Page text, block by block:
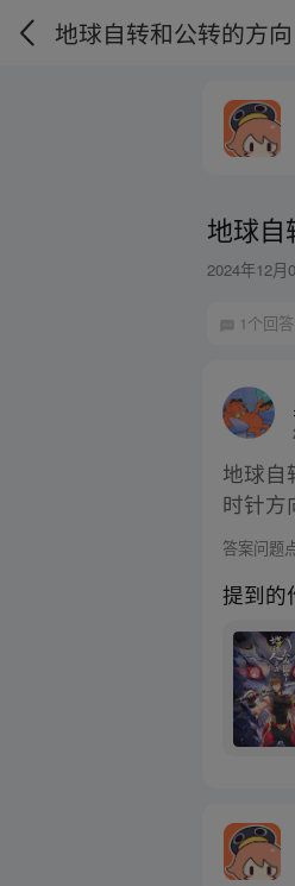
地球自转和公转的方向
地球自
2024年12月
1个回答
地球自
时针方
答案问题
提到的